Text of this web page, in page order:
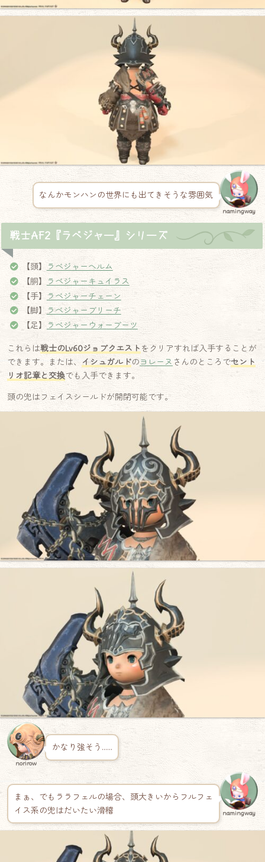
なんかモンハンの世界にも出てきそうな雰囲気
namingway
戦士AF2『ラベジャー』シリーズ
【頭】
ラベジャーヘルム
【胴】
ラベジャーキュイラス
【手】
ラベジャーチェーン
【脚】 ラベジャーブリーチ
【足】
ラベジャーウォーブーツ
これらは戦士のLv60ジョブクエスト をクリアすれば入手することが
できます。または、
イシュガルドのヨレーヌ さんのところでセント
リオ記章と交換でも入手できます。
頭の兜はフェイスシールドが開閉可能です。
norirow
かなり強そう……
まぁ、でもララフェルの場合、頭大きいからフルフェ
イス系の兜はだいたい滑稽
namingway